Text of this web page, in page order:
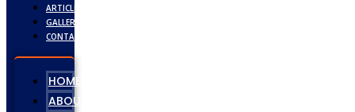
ARTICLE
GALLERY
CONTACT
HOME
ABOUT